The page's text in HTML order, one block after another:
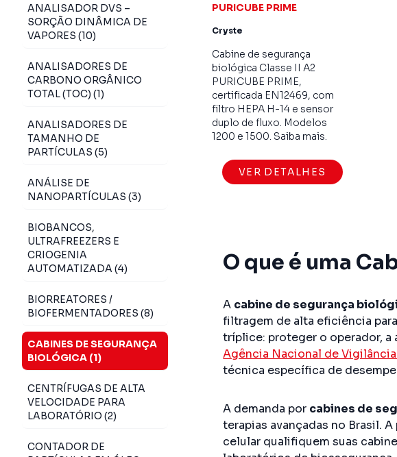
PURICUBE PRIME
Cryste
Cabine de segurança
biológica Classe II A2
PURICUBE PRIME,
certificada EN12469, com
filtro HEPA H-14 e sensor
duplo de fluxo. Modelos
1200 e 1500. Saiba mais.
VER DETALHES
O que é uma
A cabine de segurança
filtragem de alta eficiência
tríplice: proteger o operador, a
Agência Nacional de
técnica específica de
A demanda por cabines de
terapias avançadas no Brasil.
celular qualifiquem suas
ANALISADOR DVS –
SORÇÃO DINÂMICA DE
VAPORES (10)
ANALISADORES DE
CARBONO ORGÂNICO
TOTAL (TOC) (1)
ANALISADORES DE
TAMANHO DE
PARTÍCULAS (5)
ANÁLISE DE
NANOPARTÍCULAS (3)
BIOBANCOS,
ULTRAFREEZERS E
CRIOGENIA
AUTOMATIZADA (4)
BIORREATORES /
BIOFERMENTADORES (8)
CABINES DE SEGURANÇA
BIOLÓGICA (1)
CENTRÍFUGAS DE ALTA
VELOCIDADE PARA
LABORATÓRIO (2)
CONTADOR DE